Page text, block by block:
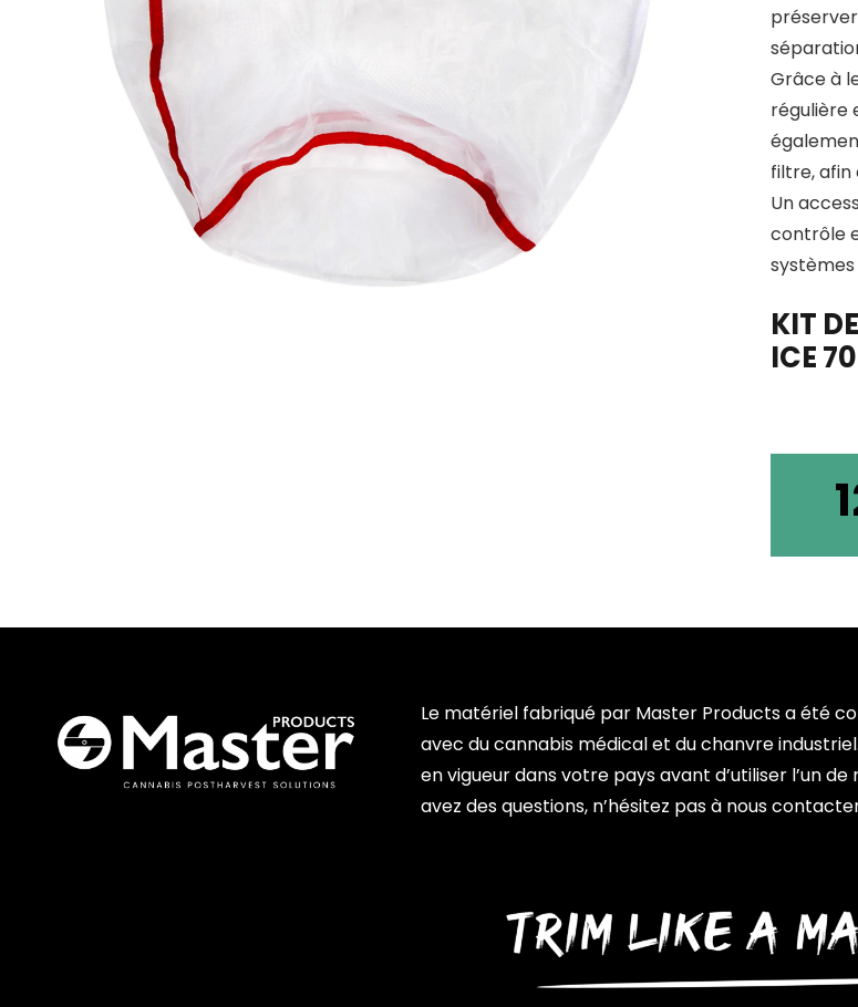
Grâce à
régulière
filtre, afin
Un
contrôle
systèmes
KIT
ICE
Le matériel fabriqué par Master Products a été
avec du cannabis médical et du chanvre
en vigueur dans votre pays avant d’utiliser l’un de
avez des questions, n’hésitez pas à nous